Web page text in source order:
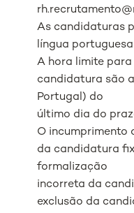
As candidaturas
língua
A hora limite
candidatura são
Portugal) do
último dia do
O incumprimento
da candidatura
formalização
incorreta da
exclusão da